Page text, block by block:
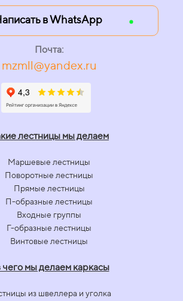
в WhatsApp
Почта:
mzmll@yandex.ru
лестницы мы делаем
Маршевые лестницы
Поворотные лестницы
Прямые лестницы
П-образные лестницы
Входные группы
Г-образные лестницы
Винтовые лестницы
чего мы делаем каркасы
из швеллера и уголка